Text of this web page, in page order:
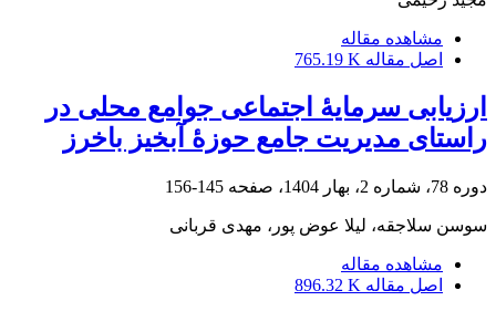
مشاهده مقاله
اصل مقاله 765.19 K
ارزیابی سرمایۀ اجتماعی جوامع محلی در
راستای مدیریت جامع حوزۀ آبخیز باخرز
دوره 78، شماره 2، بهار 1404، صفحه 145-156
سوسن سلاجقه، لیلا عوض پور، مهدی قربانی
مشاهده مقاله
اصل مقاله 896.32 K